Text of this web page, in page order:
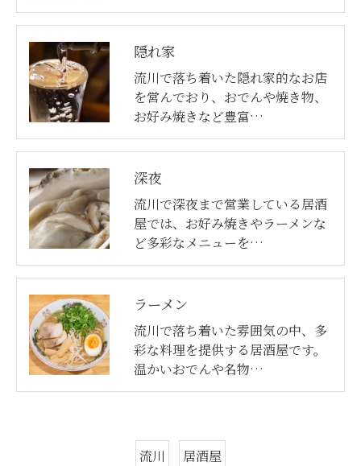
隠れ家
流川で落ち着いた隠れ家的なお店
を営んでおり、おでんや焼き物、
お好み焼きなど豊富…
深夜
流川で深夜まで営業している居酒
屋では、お好み焼きやラーメンな
ど多彩なメニューを…
ラーメン
流川で落ち着いた雰囲気の中、多
彩な料理を提供する居酒屋です。
温かいおでんや名物…
流川 居酒屋